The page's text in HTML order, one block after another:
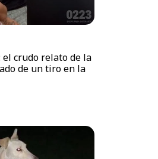
el crudo relato de la
de un tiro en la